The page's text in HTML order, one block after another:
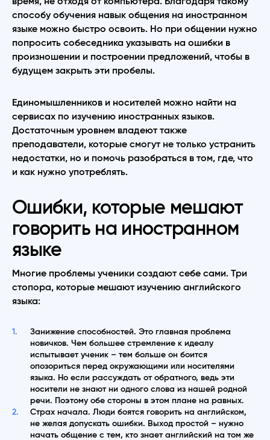
способу обучения навык общения на иностранном
языке можно быстро освоить. Но при общении нужно
попросить собеседника указывать на ошибки в
произношении и построении предложений, чтобы в
будущем закрыть эти пробелы.
Единомышленников и носителей можно найти на
сервисах по изучению иностранных языков.
Достаточным уровнем владеют также
преподаватели, которые смогут не только устранить
недостатки, но и помочь разобраться в том, где, что
и как нужно употреблять.
Ошибки, которые мешают
говорить на иностранном
языке
Многие проблемы ученики создают себе сами. Три
стопора, которые мешают изучению английского
языка:
Занижение способностей. Это главная проблема
новичков. Чем большее стремление к идеалу
испытывает ученик – тем больше он боится
опозориться перед окружающими или носителями
языка. Но если рассуждать от обратного, ведь эти
носители не знают ни одного слова из нашей родной
речи. Поэтому обе стороны в этом плане на равных.
Страх начала. Люди боятся говорить на английском,
не желая допускать ошибки. Выход простой – нужно
начать общение с тем, кто знает английский на том же